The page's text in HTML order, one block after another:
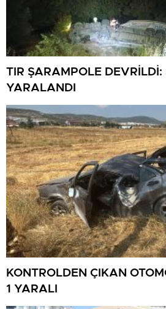
TIR ŞARAMPOLE DEVRİLDİ:
YARALANDI
KONTROLDEN ÇIKAN
1 YARALI